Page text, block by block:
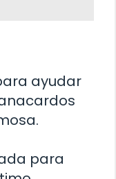
ayudar
para